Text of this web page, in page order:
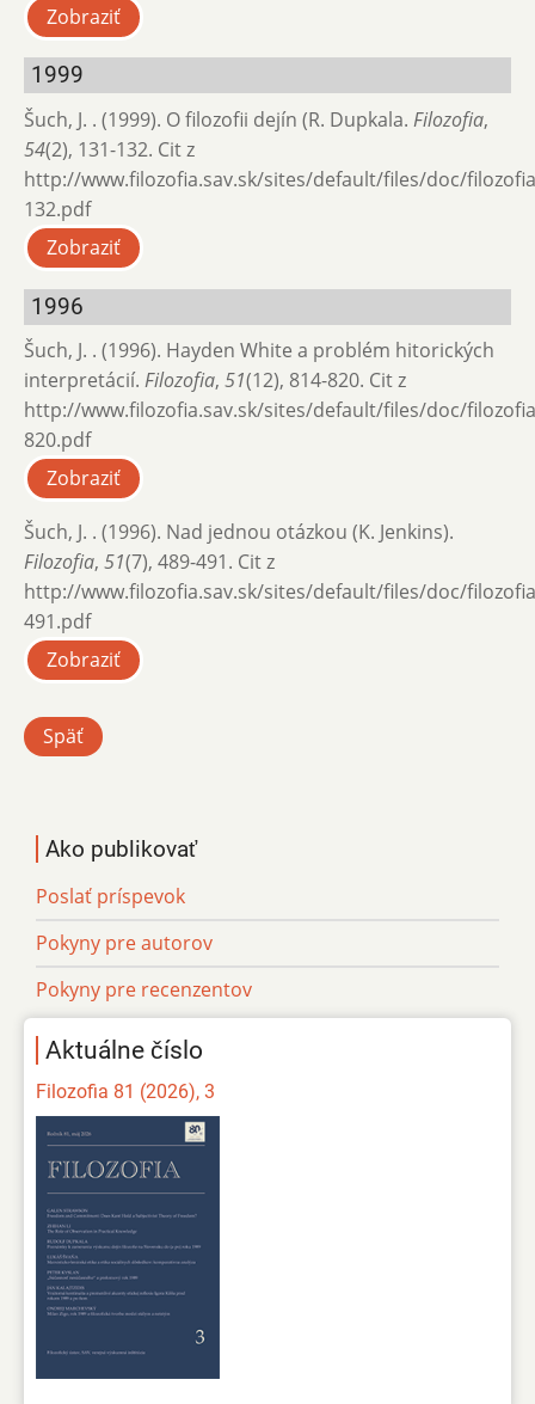
Zobraziť
1999
Šuch, J. . (1999). O filozofii dejín (R. Dupkala. Filozofia,
54(2), 131-132. Cit z
http://www.filozofia.sav.sk/sites/default/files/doc/
132.pdf
Zobraziť
1996
Šuch, J. . (1996). Hayden White a problém hitorických
interpretácií. Filozofia, 51(12), 814-820. Cit z
http://www.filozofia.sav.sk/sites/default/files/doc/
820.pdf
Zobraziť
Šuch, J. . (1996). Nad jednou otázkou (K. Jenkins).
Filozofia, 51(7), 489-491. Cit z
http://www.filozofia.sav.sk/sites/default/files/doc/
491.pdf
Zobraziť
Späť
Ako publikovať
Poslať príspevok
Pokyny pre autorov
Pokyny pre recenzentov
Aktuálne číslo
Filozofia 81 (2026), 3